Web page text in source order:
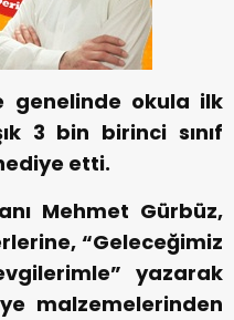
genelinde okula ilk
3 bin birinci sınıf
etti.
Mehmet Gürbüz,
“Geleceğimiz
yazarak
malzemelerinden